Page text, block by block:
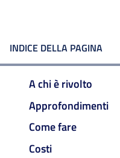
INDICE DELLA PAGINA
A chi è rivolto
Approfondimenti
Come fare
Costi